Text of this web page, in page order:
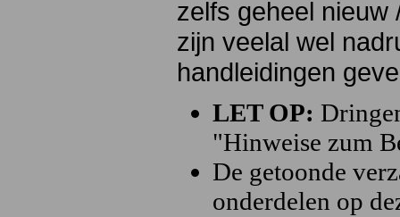
zelfs geheel nieuw
zijn veelal wel
handleidingen
LET OP:
"Hinweise zum
De getoonde
onderdelen op